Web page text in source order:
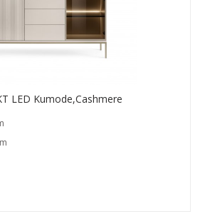
LED Kumode,Cashmere